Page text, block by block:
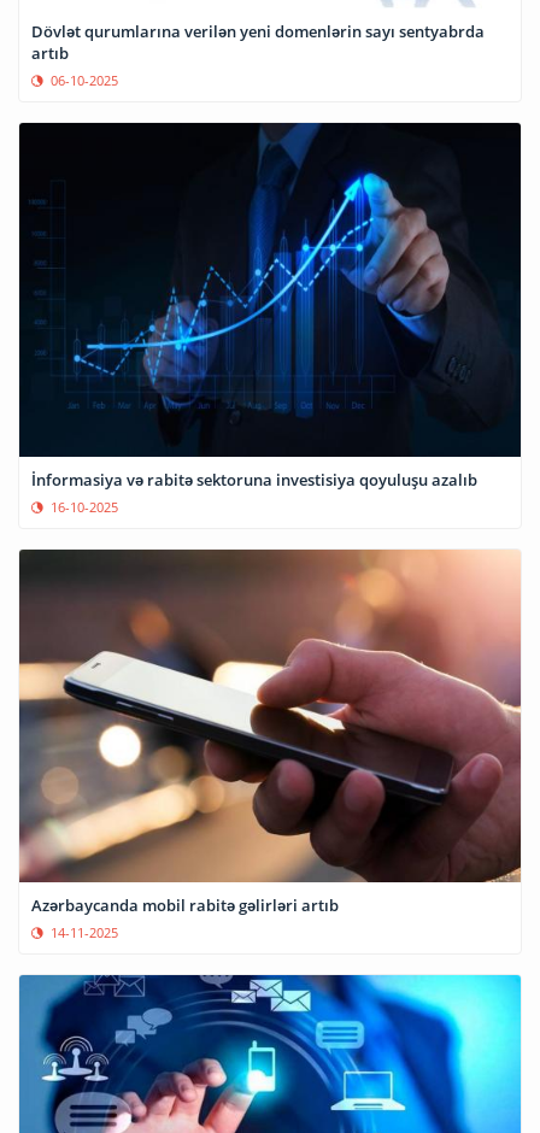
Dövlət qurumlarına verilən yeni domenlərin sayı sentyabrda
artıb
06-10-2025
İnformasiya və rabitə sektoruna investisiya qoyuluşu azalıb
16-10-2025
Azərbaycanda mobil rabitə gəlirləri artıb
14-11-2025